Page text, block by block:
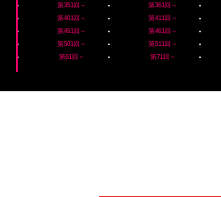
第351回～ 第361回～
第401回～
第411回～
第451回～
第461回～
第501回～
第511回～
第61回～
第71回～